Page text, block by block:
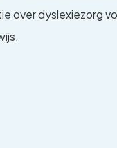
over dyslexiezorg